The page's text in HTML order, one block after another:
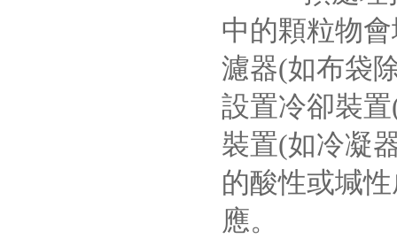
中的顆粒物
濾器(如布袋
設置冷卻裝
裝置(如冷凝
的酸性或堿
應。